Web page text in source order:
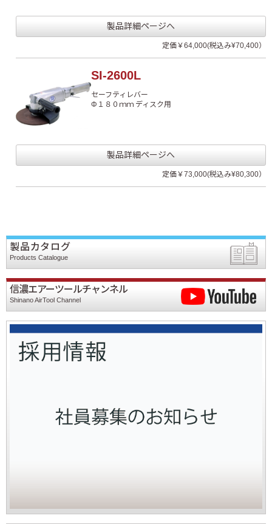
製品詳細ページへ
定価￥64,000(税込み¥70,400）
SI-2600L
セーフティレバー
Φ１８０ｍｍ ディスク用
製品詳細ページへ
定価￥73,000(税込み¥80,300）
製品カタログ
Products Catalogue
信濃エアーツールチャンネル
Shinano AirTool Channel